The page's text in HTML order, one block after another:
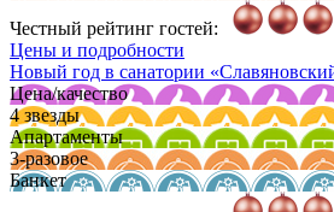
Честный рейтинг гостей:
Цены и подробности
Новый год в санатории
Цена/качество
4 звезды
Апартаменты
3-разовое
Банкет